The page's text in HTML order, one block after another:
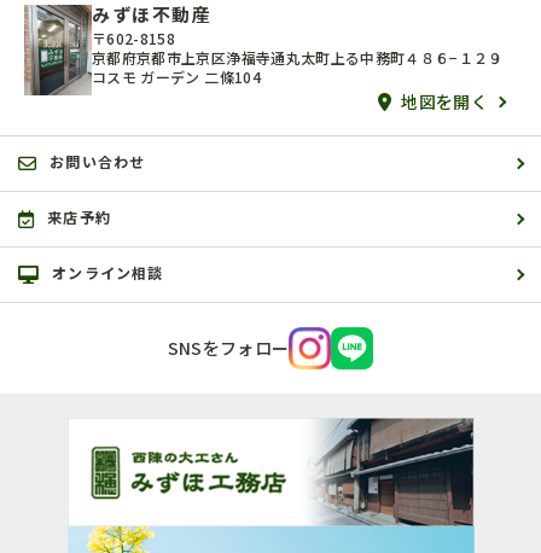
みずほ不動産
〒602-8158
京都府京都市上京区浄福寺通丸太町上る中務町４８６−１２９
コスモ ガーデン 二條104
地図を開く
お問い合わせ
来店予約
オンライン相談
SNSをフォロー